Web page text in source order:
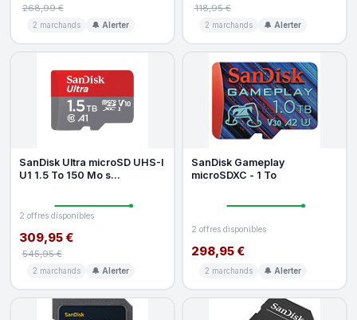
268,99 €
2 marchands 🔔 Alerter
118,95 €
2 marchands 🔔 Alerter
SanDisk Ultra microSD UHS-I
U1 1.5 To 150 Mo s
2 offres disponibles
309,95 €
545,95 €
2 marchands 🔔 Alerter
SanDisk Gameplay
microSDXC - 1 To
2 offres disponibles
298,95 €
2 marchands 🔔 Alerter